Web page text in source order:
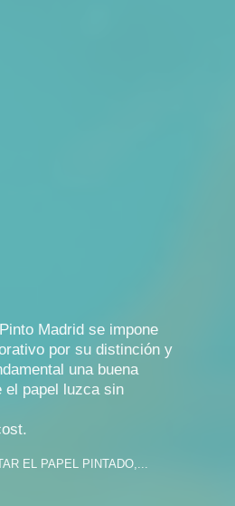
Madrid se impone
por su distinción y
una buena
el papel luzca sin
EL PAPEL PINTADO,...